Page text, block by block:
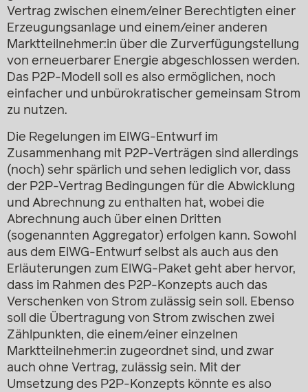
Vertrag zwischen einem/einer Berechtigten einer
Erzeugungsanlage und einem/einer anderen
Marktteilnehmer:in über die Zurverfügungstellung
von erneuerbarer Energie abgeschlossen werden.
Das P2P-Modell soll es also ermöglichen, noch
einfacher und unbürokratischer gemeinsam Strom
zu nutzen.
Die Regelungen im ElWG-Entwurf im
Zusammenhang mit P2P-Verträgen sind allerdings
(noch) sehr spärlich und sehen lediglich vor, dass
der P2P-Vertrag Bedingungen für die Abwicklung
und Abrechnung zu enthalten hat, wobei die
Abrechnung auch über einen Dritten
(sogenannten Aggregator) erfolgen kann. Sowohl
aus dem ElWG-Entwurf selbst als auch aus den
Erläuterungen zum ElWG-Paket geht aber hervor,
dass im Rahmen des P2P-Konzepts auch das
Verschenken von Strom zulässig sein soll. Ebenso
soll die Übertragung von Strom zwischen zwei
Zählpunkten, die einem/einer einzelnen
Marktteilnehmer:in zugeordnet sind, und zwar
auch ohne Vertrag, zulässig sein. Mit der
Umsetzung des P2P-Konzepts könnte es also